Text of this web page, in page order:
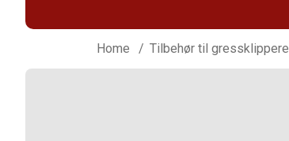
Home Tilbehør til gressklippere